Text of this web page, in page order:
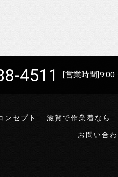
4511 [営業時間
ンセプト 滋賀で作業着なら
お問い合